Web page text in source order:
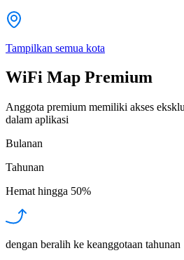
Tampilkan semua kota
WiFi Map Premium
Anggota premium memiliki akses
dalam aplikasi
Bulanan
Tahunan
Hemat hingga 50%
dengan beralih ke keanggotaan tahunan